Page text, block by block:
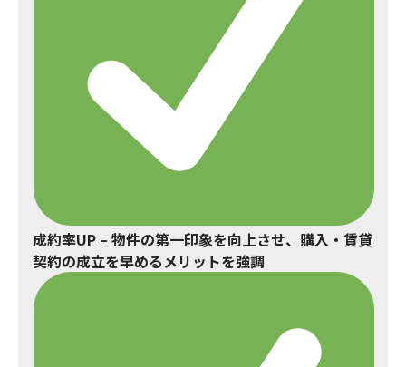
成約率UP – 物件の第一印象を向上させ、購入・賃貸
契約の成立を早めるメリットを強調